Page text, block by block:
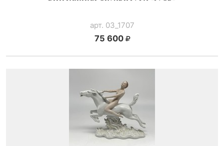
арт. 03_1707
75 600